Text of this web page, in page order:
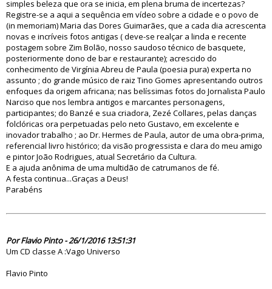
simples beleza que ora se inicia, em plena bruma de incertezas?
Registre-se a aqui a sequência em vídeo sobre a cidade e o povo de
(in memoriam) Maria das Dores Guimarães, que a cada dia acrescenta
novas e incríveis fotos antigas ( deve-se realçar a linda e recente
postagem sobre Zim Bolão, nosso saudoso técnico de basquete,
posteriormente dono de bar e restaurante); acrescido do
conhecimento de Virgínia Abreu de Paula (poesia pura) experta no
assunto ; do grande músico de raiz Tino Gomes apresentando outros
enfoques da origem africana; nas belíssimas fotos do Jornalista Paulo
Narciso que nos lembra antigos e marcantes personagens,
participantes; do Banzé e sua criadora, Zezé Collares, pelas danças
folclóricas ora perpetuadas pelo neto Gustavo, em excelente e
inovador trabalho ; ao Dr. Hermes de Paula, autor de uma obra-prima,
referencial livro histórico; da visão progressista e clara do meu amigo
e pintor João Rodrigues, atual Secretário da Cultura.
E a ajuda anônima de uma multidão de catrumanos de fé.
A festa continua...Graças a Deus!
Parabéns
Por Flavio Pinto - 26/1/2016 13:51:31
Um CD classe A :Vago Universo
Flavio Pinto